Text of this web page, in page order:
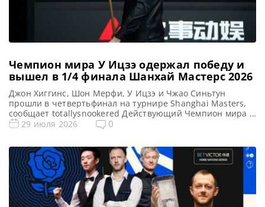
Чемпион мира У Ицзэ одержал победу и
вышел в 1/4 финала Шанхай Мастерс 2026
Джон Хиггинс, Шон Мерфи, У Ицзэ и Чжао Синьтун
прошли в четвертьфинал на турнире Shanghai Masters,
сообщает totallysnookered Действующий Чемпион мира У
Ицзэ триумфально вернулся на снукерную арену,
заключительный этап матчей 1/8 финала, где успех
сопутствовал двум последним Чемпионам […]
29 июля 2026 0